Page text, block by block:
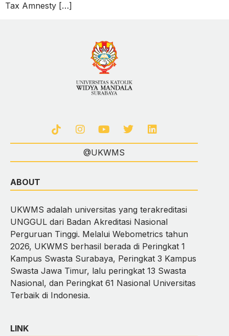
Tax Amnesty […]
@UKWMS
ABOUT
UKWMS adalah universitas yang terakreditasi
UNGGUL dari Badan Akreditasi Nasional
Perguruan Tinggi. Melalui Webometrics tahun
2026, UKWMS berhasil berada di Peringkat 1
Kampus Swasta Surabaya, Peringkat 3 Kampus
Swasta Jawa Timur, lalu peringkat 13 Swasta
Nasional, dan Peringkat 61 Nasional Universitas
Terbaik di Indonesia.
LINK